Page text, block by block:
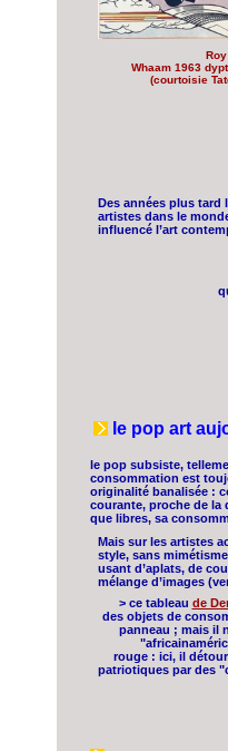
Whaam 1963
(courtoisie
Des années plus tard
artistes dans le
influencé l’art
le pop art
le pop subsiste,
consommation est
originalité banalisée :
courante, proche de la
que libres, sa
Mais sur les artistes
style, sans
usant d’aplats, de
mélange d’images
> ce tableau de
des objets de
panneau ; mais il
rouge : ici, il
patriotiques par des